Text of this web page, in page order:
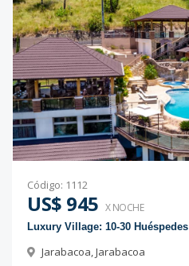
Código: 1112
US$ 945 X NOCHE
Luxury Village: 10-30 Huéspedes
Jarabacoa,Jarabacoa